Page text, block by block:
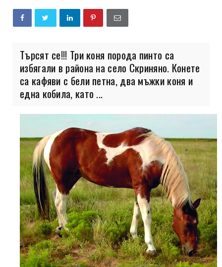
Търсят се!!! Три коня порода пинто са
избягали в района на село Скриняно. Конете
са кафяви с бели петна, два мъжки коня и
една кобила, като ...